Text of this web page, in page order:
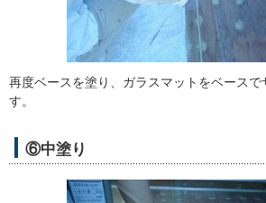
再度ベースを塗り、ガラスマットをベースで
す。
⑥中塗り